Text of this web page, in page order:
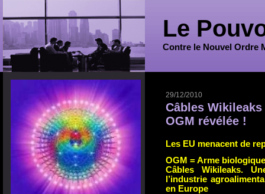
Le
Contre le Nouvel Ordre
29/12/2010
Câbles
OGM révélée !
Les EU menacent de
OGM = Arme
Câbles Wikileaks.
l’industrie
en Europe